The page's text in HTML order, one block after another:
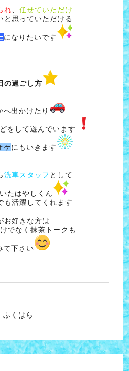
れ
任せていただけ
と思っていただける
になりたいです
の過ごし方
へ出かけたり
をして遊んでいます
ケにもいきます
洗車スタッフ として
たはやしくん
も活躍してくれます
お好きな方は
でなく抹茶トークも
て下さい
くはら